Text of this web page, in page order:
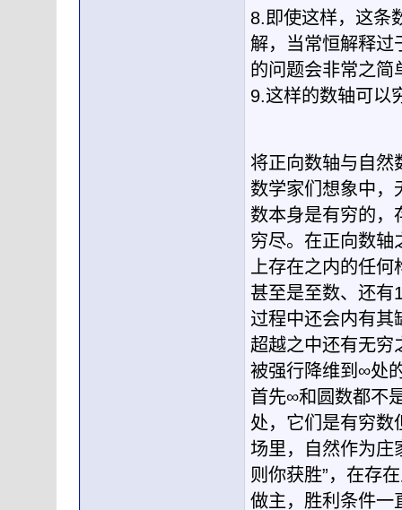
8.即使这样，这条
解，当常恒解释过
的问题会非常之简
9.这样的数轴可以
将正向数轴与自然
数学家们想象中，
数本身是有穷的，
穷尽。在正向数轴
上存在之内的任
甚至是至数、还有
过程中还会内有其
超越之中还有无穷
被强行降维到∞处
首先∞和圆数都不
处，它们是有穷数
场里，自然作为庄
则你获胜”，在存
做主，胜利条件一